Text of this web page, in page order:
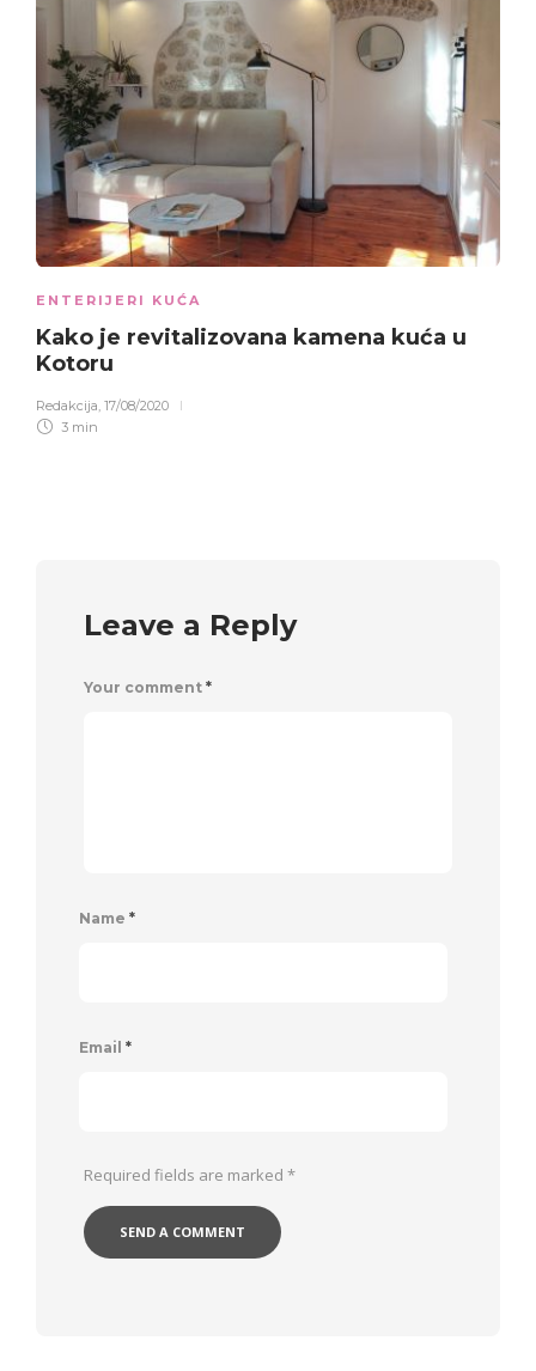
ENTERIJERI KUĆA
Kako je revitalizovana kamena kuća u
Kotoru
Redakcija, 17/08/2020
3 min
Leave a Reply
Your comment *
Name *
Email *
Required fields are marked *